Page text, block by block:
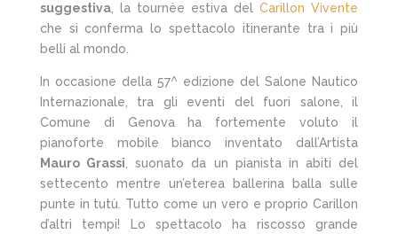
suggestiva, la tournèe estiva delCarillon Vivente
che si conferma lo spettacolo itinerante tra i più
belli al mondo.
In occasione della 57^ edizione del Salone Nautico
Internazionale, tra gli eventi del fuori salone, il
Comune di Genova ha fortemente voluto il
pianoforte mobile bianco inventato dall’Artista
Mauro Grassi , suonato da un pianista in abiti del
settecento mentre un’eterea ballerina balla sulle
punte in tutù. Tutto come un vero e proprio Carillon
d’altri tempi! Lo spettacolo ha riscosso grande